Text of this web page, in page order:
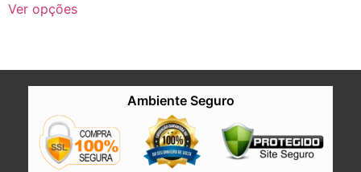
Ver opções
Ambiente Seguro